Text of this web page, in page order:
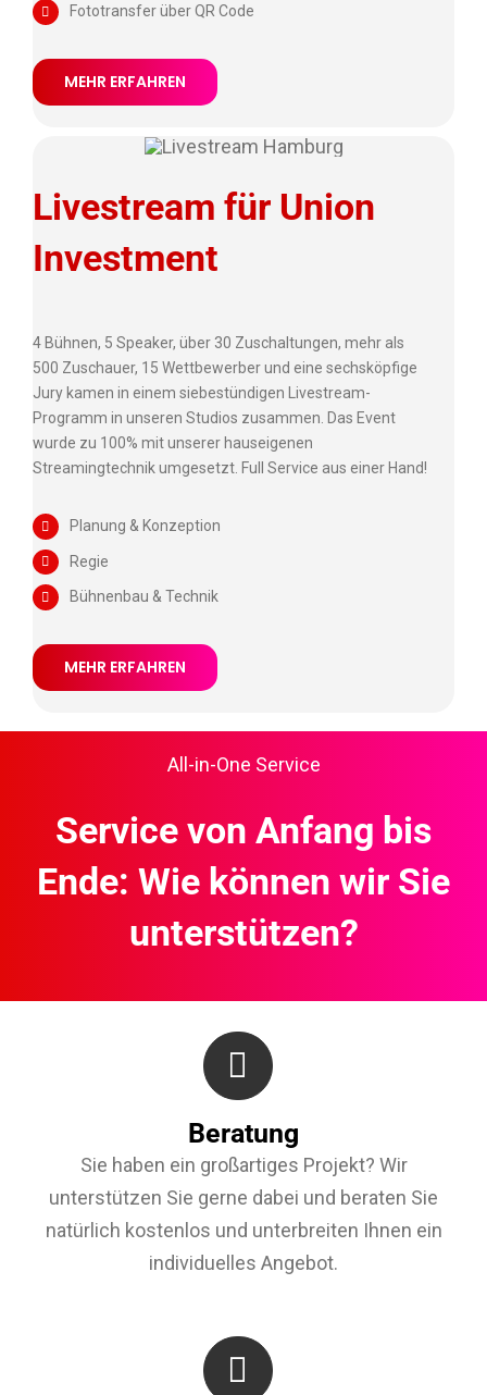
Fototransfer über QR Code
MEHR ERFAHREN
Livestream für Union
Investment
4 Bühnen, 5 Speaker, über 30 Zuschaltungen, mehr als
500 Zuschauer, 15 Wettbewerber und eine sechsköpfige
Jury kamen in einem siebestündigen Livestream-
Programm in unseren Studios zusammen. Das Event
wurde zu 100% mit unserer hauseigenen
Streamingtechnik umgesetzt. Full Service aus einer Hand!
Planung & Konzeption
Regie
Bühnenbau & Technik
MEHR ERFAHREN
All-in-One Service
Service von Anfang bis
Ende: Wie können wir Sie
unterstützen?
Beratung
Sie haben ein großartiges Projekt? Wir
unterstützen Sie gerne dabei und beraten Sie
natürlich kostenlos und unterbreiten Ihnen ein
individuelles Angebot.